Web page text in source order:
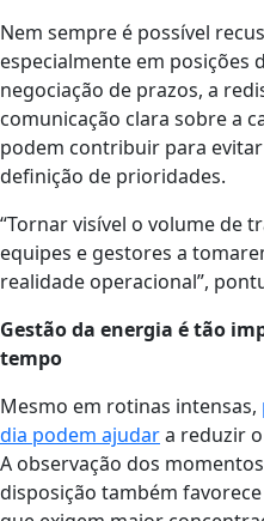
Nem sempre é possível
especialmente em posições
negociação de prazos, a
comunicação clara sobre a
podem contribuir para
definição de prioridades.
“Tornar visível o volume de
equipes e gestores a
realidade operacional”,
Gestão da energia é tão
tempo
Mesmo em rotinas intensas,
dia podem ajudara reduzir
A observação dos
disposição também